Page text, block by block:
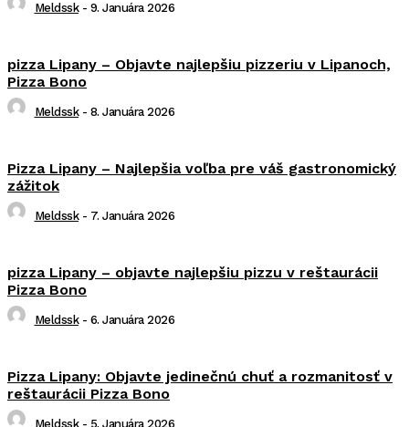
Meldssk - 9. Januára 2026
pizza Lipany – Objavte najlepšiu pizzeriu v Lipanoch,
Pizza Bono
Meldssk - 8. Januára 2026
Pizza Lipany – Najlepšia voľba pre váš gastronomický
zážitok
Meldssk - 7. Januára 2026
pizza Lipany – objavte najlepšiu pizzu v reštaurácii
Pizza Bono
Meldssk - 6. Januára 2026
Pizza Lipany: Objavte jedinečnú chuť a rozmanitosť v
reštaurácii Pizza Bono
Meldssk - 5. Januára 2026